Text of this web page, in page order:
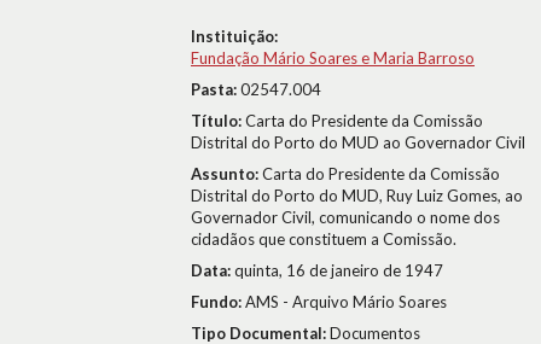
Instituição:
Fundação Mário Soares e Maria Barroso
Pasta:02547.004
Título:Carta do Presidente da Comissão
Distrital do Porto do MUD ao Governador Civil
Assunto:Carta do Presidente da Comissão
Distrital do Porto do MUD, Ruy Luiz Gomes, ao
Governador Civil, comunicando o nome dos
cidadãos que constituem a Comissão.
Data:quinta, 16 de janeiro de 1947
Fundo:AMS - Arquivo Mário Soares
Tipo Documental:Documentos